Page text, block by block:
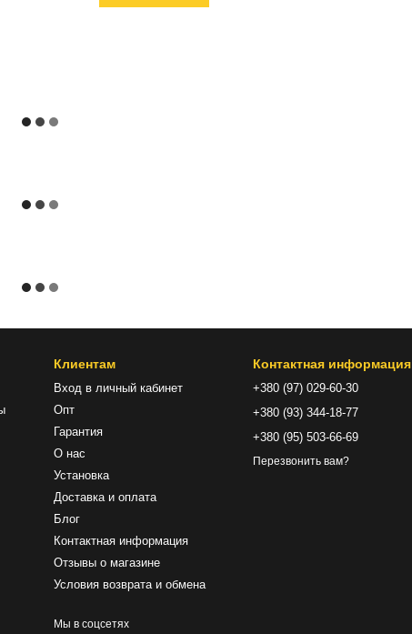
Клиентам
Вход в личный кабинет
Опт
Гарантия
О нас
Установка
Доставка и оплата
Блог
Контактная информация
Отзывы о магазине
Условия возврата и обмена
Мы в соцсетях
Контактная информация
+380 (97) 029-60-30
+380 (93) 344-18-77
+380 (95) 503-66-69
Перезвонить вам?